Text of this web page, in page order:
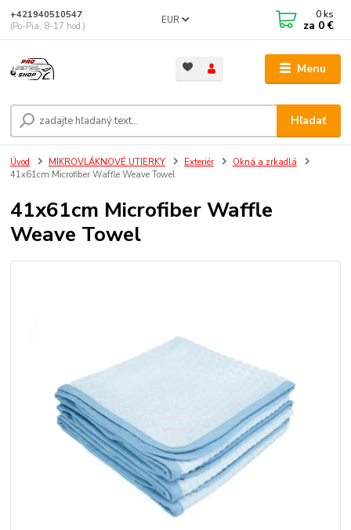
Menu
EUR
Hľadať
+421940510547
(Po-Pia, 8-17 hod.)
0 ks
za 0 €
Úvod MIKROVLÁKNOVÉ UTIERKY Exteriér
Okná a zrkadlá
41x61cm Microfiber Waffle Weave Towel
41x61cm Microfiber Waffle
Weave Towel